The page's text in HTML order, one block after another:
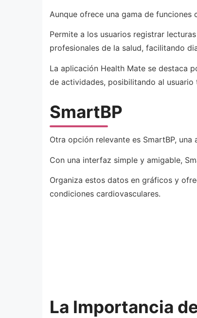
Aunque ofrece una gama de
Permite a los usuarios registrar
profesionales de la salud, facilitando
La aplicación Health Mate se destaca
de actividades, posibilitando al
SmartBP
Otra opción relevante es SmartBP,
Con una interfaz simple y amigable,
Organiza estos datos en gráficos y
condiciones cardiovasculares.
La Importancia